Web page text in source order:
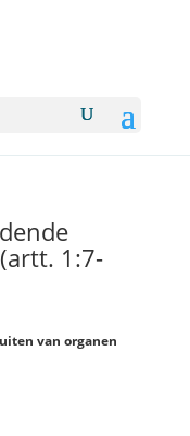
1:7-
van organen